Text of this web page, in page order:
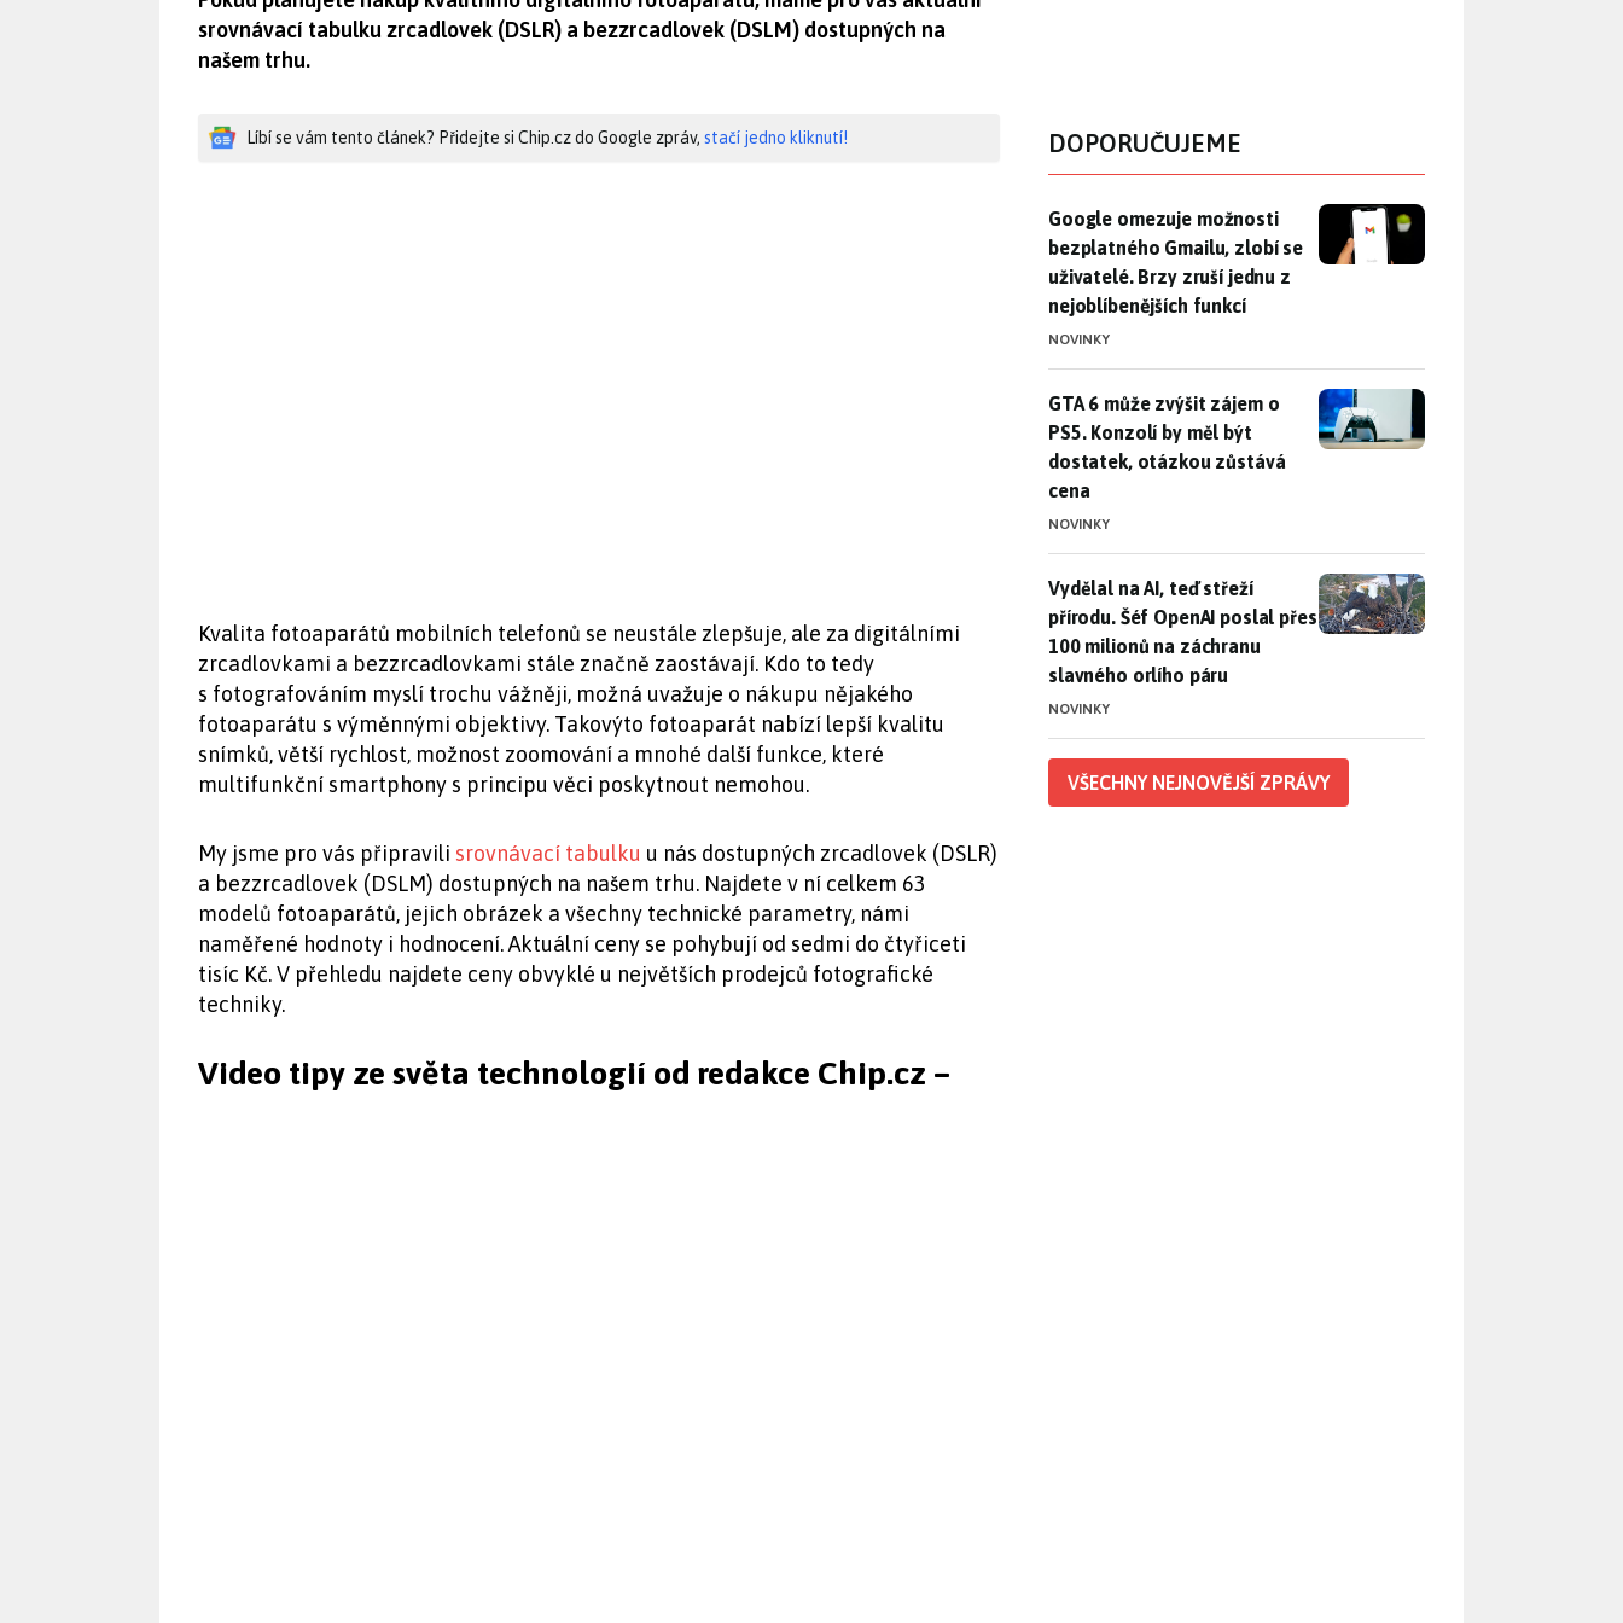
srovnávací tabulku zrcadlovek (DSLR) a bezzrcadlovek (DSLM) dostupných na
našem trhu.
Líbí se vám tento článek? Přidejte si Chip.cz do Google zpráv, stačí jedno kliknutí!
Kvalita fotoaparátů mobilních telefonů se neustále zlepšuje, ale za digitálními
zrcadlovkami a bezzrcadlovkami stále značně zaostávají. Kdo to tedy
s fotografováním myslí trochu vážněji, možná uvažuje o nákupu nějakého
fotoaparátu s výměnnými objektivy. Takovýto fotoaparát nabízí lepší kvalitu
snímků, větší rychlost, možnost zoomování a mnohé další funkce, které
multifunkční smartphony s principu věci poskytnout nemohou.
My jsme pro vás připravili srovnávací tabulku u nás dostupných zrcadlovek (DSLR)
a bezzrcadlovek (DSLM) dostupných na našem trhu. Najdete v ní celkem 63
modelů fotoaparátů, jejich obrázek a všechny technické parametry, námi
naměřené hodnoty i hodnocení. Aktuální ceny se pohybují od sedmi do čtyřiceti
tisíc Kč. V přehledu najdete ceny obvyklé u největších prodejců fotografické
techniky.
Video tipy ze světa technologií od redakce Chip.cz –
DOPORUČUJEME
Google omezuje možnosti bezplatného Gmailu, zlobí se
Google omezuje možnosti
bezplatného Gmailu, zlobí se
uživatelé. Brzy zruší jednu z
nejoblíbenějších funkcí
NOVINKY
GTA 6 může zvýšit zájem o PS5. Konzolí by měl být dostatek,
GTA 6 může zvýšit zájem o
PS5. Konzolí by měl být
dostatek, otázkou zůstává
cena
NOVINKY
Vydělal na AI, teď střeží přírodu. Šéf OpenAI poslal přes 100
Vydělal na AI, teď střeží
přírodu. Šéf OpenAI poslal přes
100 milionů na záchranu
slavného orlího páru
NOVINKY
VŠECHNY NEJNOVĚJŠÍ ZPRÁVY